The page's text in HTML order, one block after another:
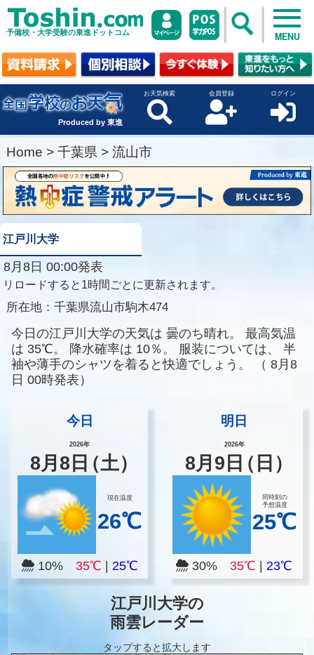
予備校・大学受験の東進ドットコム MENU
Produced by 東進
お天気検索 会員登録 ログイン
Home > 千葉県 > 流山市
江戸川大学
8月8日 00:00発表
リロードすると1時間ごとに更新されます。
所在地： 千葉県流山市駒木474
今日の江戸川大学の天気は 曇のち晴れ。
最高気温
は 35℃。 降水確率は 10％。 服装については、
半
袖や薄手のシャツを着ると快適でしょう。
（ 8月8
日 00時発表）
今日
2026年
8月8 日（土）
現在温度
26℃
10% 35℃ 25℃
明日
2026年
8月 9 日（日）
同時刻の
予想温度
25℃
30%35℃ |23℃
江戸川大学の
雨雲レーダー
タップすると拡大します